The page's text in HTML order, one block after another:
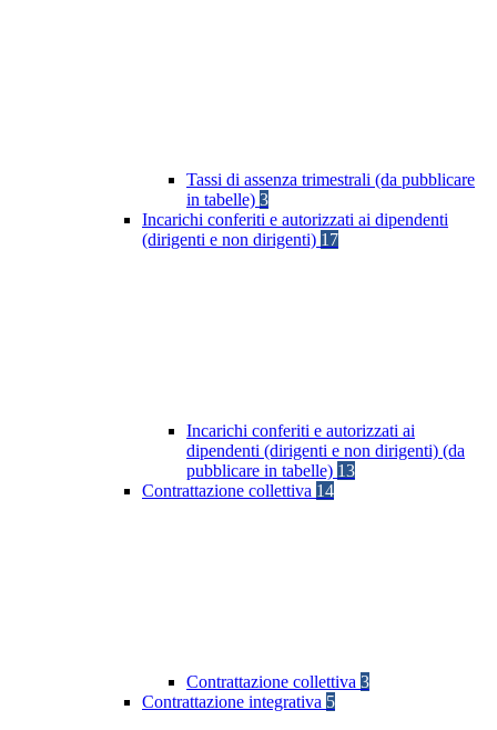
Tassi di assenza trimestrali (da pubblicare
in tabelle) 3
Incarichi conferiti e autorizzati ai dipendenti
(dirigenti e non dirigenti) 17
Incarichi conferiti e autorizzati ai
dipendenti (dirigenti e non dirigenti) (da
pubblicare in tabelle) 13
Contrattazione collettiva 14
Contrattazione collettiva 3
Contrattazione integrativa 5